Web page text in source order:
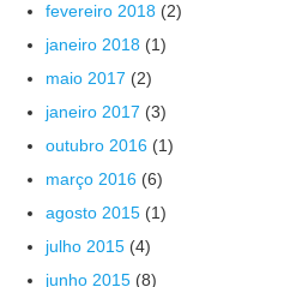
fevereiro 2018 (2)
janeiro 2018 (1)
maio 2017 (2)
janeiro 2017 (3)
outubro 2016 (1)
março 2016 (6)
agosto 2015 (1)
julho 2015 (4)
junho 2015 (8)